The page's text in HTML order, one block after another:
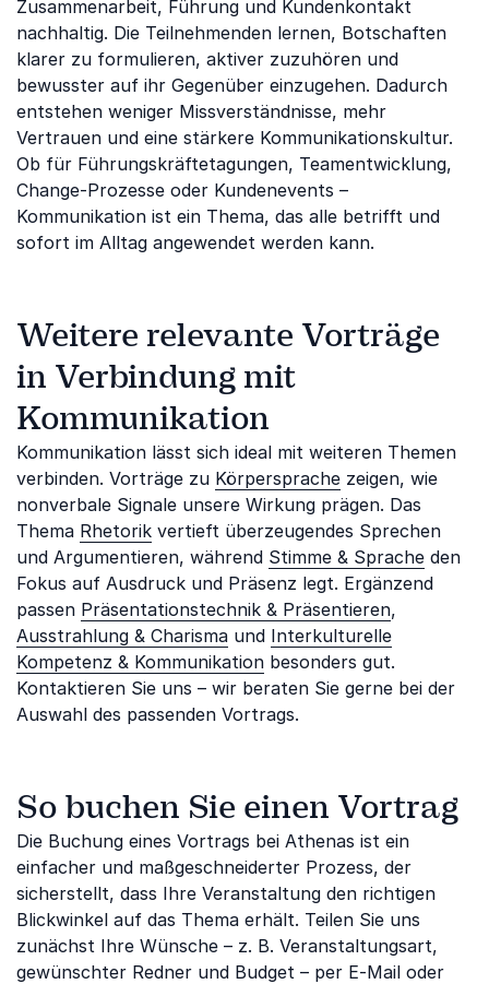
Zusammenarbeit, Führung und Kundenkontakt
nachhaltig. Die Teilnehmenden lernen, Botschaften
klarer zu formulieren, aktiver zuzuhören und
bewusster auf ihr Gegenüber einzugehen. Dadurch
entstehen weniger Missverständnisse, mehr
Vertrauen und eine stärkere Kommunikationskultur.
Ob für Führungskräftetagungen, Teamentwicklung,
Change-Prozesse oder Kundenevents –
Kommunikation ist ein Thema, das alle betrifft und
sofort im Alltag angewendet werden kann.
Weitere relevante Vorträge
in Verbindung mit
Kommunikation
Kommunikation lässt sich ideal mit weiteren Themen
verbinden. Vorträge zu Körpersprache zeigen, wie
nonverbale Signale unsere Wirkung prägen. Das
Thema Rhetorik vertieft überzeugendes Sprechen
und Argumentieren, während Stimme & Sprache den
Fokus auf Ausdruck und Präsenz legt. Ergänzend
passen Präsentationstechnik & Präsentieren,
Ausstrahlung & Charisma und Interkulturelle
Kompetenz & Kommunikation besonders gut.
Kontaktieren Sie uns – wir beraten Sie gerne bei der
Auswahl des passenden Vortrags.
So buchen Sie einen Vortrag
Die Buchung eines Vortrags bei Athenas ist ein
einfacher und maßgeschneiderter Prozess, der
sicherstellt, dass Ihre Veranstaltung den richtigen
Blickwinkel auf das Thema erhält. Teilen Sie uns
zunächst Ihre Wünsche – z. B. Veranstaltungsart,
gewünschter Redner und Budget – per E-Mail oder